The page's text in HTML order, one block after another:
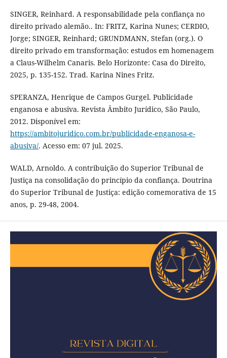
SINGER, Reinhard. A responsabilidade pela confiança no
direito privado alemão.. In: FRITZ, Karina Nunes; CERDIO,
Jorge; SINGER, Reinhard; GRUNDMANN, Stefan (org.). O
direito privado em transformação: estudos em homenagem
a Claus-Wilhelm Canaris. Belo Horizonte: Casa do Direito,
2025, p. 135-152. Trad. Karina Nines Fritz.
SPERANZA, Henrique de Campos Gurgel. Publicidade
enganosa e abusiva. Revista Âmbito Jurídico, São Paulo,
2012. Disponível em:
https://ambitojuridico.com.br/publicidade-enganosa-e-
abusiva/. Acesso em: 07 jul. 2025.
WALD, Arnoldo. A contribuição do Superior Tribunal de
Justiça na consolidação do princípio da confiança. Doutrina
do Superior Tribunal de Justiça: edição comemorativa de 15
anos, p. 29-48, 2004.